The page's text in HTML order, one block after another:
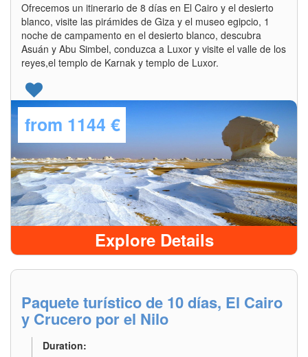
Ofrecemos un itinerario de 8 días en El Cairo y el desierto
blanco, visite las pirámides de Giza y el museo egipcio, 1
noche de campamento en el desierto blanco, descubra
Asuán y Abu Simbel, conduzca a Luxor y visite el valle de los
reyes,el templo de Karnak y templo de Luxor.
from 1144 €
Explore Details
Paquete turístico de 10 días, El Cairo
y Crucero por el Nilo
Duration: